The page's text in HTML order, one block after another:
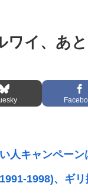
ワイ、あ
キャンペーン
1998)、ギ